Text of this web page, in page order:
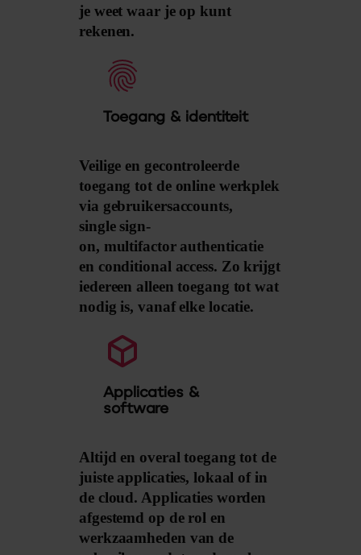
je weet waar je op kunt
rekenen.
Toegang & identiteit
Veilige en gecontroleerde
toegang tot de online werkplek
via gebruikersaccounts,
single sign-
on, multifactor authenticatie
en conditional access. Zo krijgt
iedereen alleen toegang tot wat
nodig is, vanaf elke locatie.
Applicaties &
software
Altijd en overal toegang tot de
juiste applicaties, lokaal of in
de cloud. Applicaties worden
afgestemd op de rol en
werkzaamheden van de